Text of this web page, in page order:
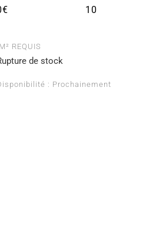
10
M² REQUIS
de stock
: Prochainement